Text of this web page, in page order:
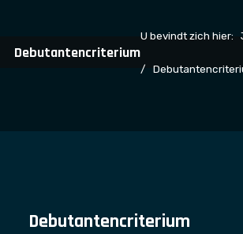
Debutantencriterium
U bevindt zich hier:
Debutantencriterium